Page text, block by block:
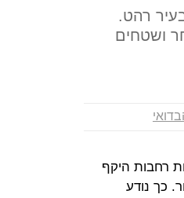
ותל שבע, וכ-2,400 ייבנו בעיר רהט.
ושטחים
רחבות היקף
כ-5,430 יחידות דיור. כך נודע